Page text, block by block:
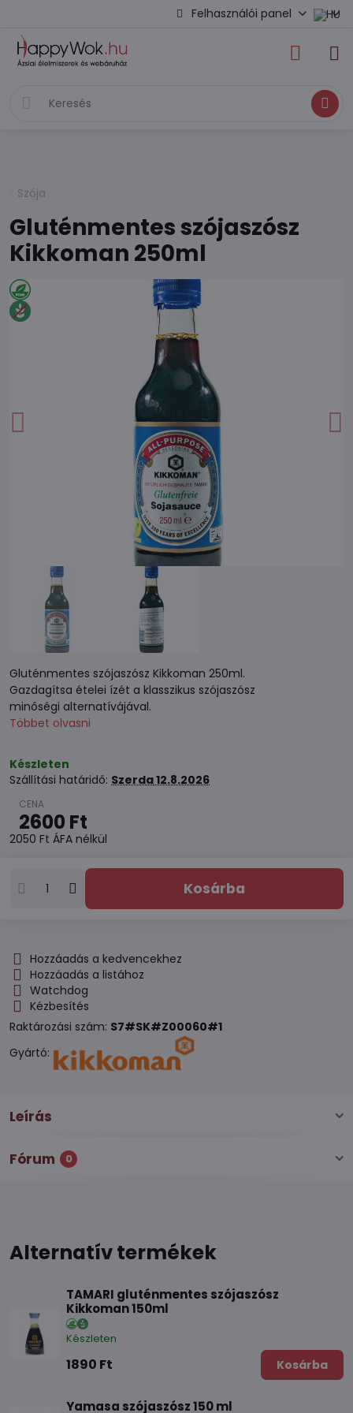
Felhasználói panel
Keresés
Szója
Gluténmentes szójaszósz
Kikkoman 250ml
Gluténmentes szójaszósz Kikkoman 250ml.
Gazdagítsa ételei ízét a klasszikus szójaszósz
minőségi alternatívájával.
Többet olvasni
Készleten
Szállítási határidő: Szerda12.8.2026
2600 Ft
2050 Ft ÁFA nélkül
Kosárba
Hozzáadás a kedvencekhez
Hozzáadás a listához
Watchdog
Kézbesítés
Raktározási szám: S7#SK#Z00060#1
Gyártó:
Leírás
Fórum 0
Alternatív termékek
TAMARI gluténmentes szójaszósz
Kikkoman 150ml
Készleten
1890 Ft Kosárba
Yamasa szójaszósz 150 ml